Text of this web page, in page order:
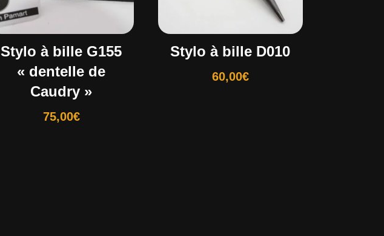
Stylo à bille G155
« dentelle de
Caudry »
75,00€
Stylo à bille D010
60,00€